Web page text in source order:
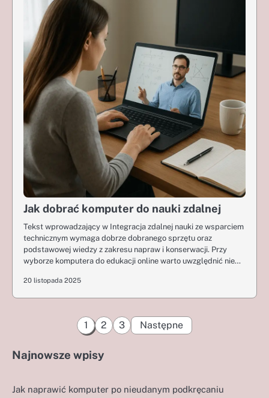
Jak dobrać komputer do nauki zdalnej
Tekst wprowadzający w Integracja zdalnej nauki ze wsparciem
technicznym wymaga dobrze dobranego sprzętu oraz
podstawowej wiedzy z zakresu napraw i konserwacji. Przy
wyborze komputera do edukacji online warto uwzględnić nie…
20 listopada 2025
Stronicowanie
1 2 3 Następne
Najnowsze wpisy
Jak naprawić komputer po nieudanym podkręcaniu